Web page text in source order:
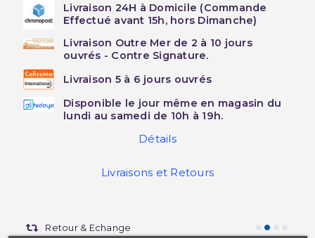
Livraison 24H à Domicile (Commande
Effectué avant 15h, hors Dimanche)
Livraison Outre Mer de 2 à 10 jours
ouvrés - Contre Signature.
Livraison 5 à 6 jours ouvrés
Disponible le jour même en magasin du
lundi au samedi de 10h à 19h.
Détails
Livraisons et Retours
Retour & Echange